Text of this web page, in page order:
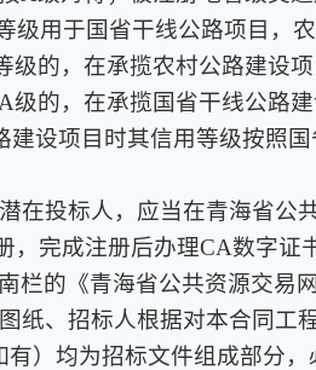
级用于国省干线公路项目，
的，在承揽农村公路建设
的，在承揽国省干线公路
设项目时其信用等级按照
在投标人，应当在青海省公
，完成注册后办理CA数字
栏的《青海省公共资源交易
纸、招标人根据对本合同
）均为招标文件组成部分